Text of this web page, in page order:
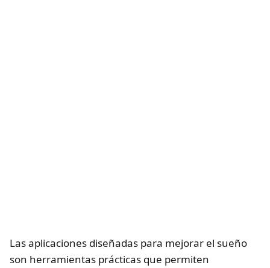
Las aplicaciones diseñadas para mejorar el sueño
son herramientas prácticas que permiten